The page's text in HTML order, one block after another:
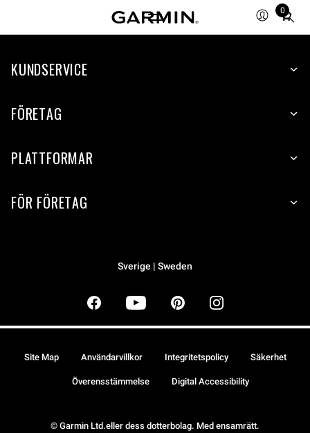
0
Total
items
cart:
KUNDSERVICE
FÖRETAG
PLATTFORMAR
FÖR FÖRETAG
Sverige | Sweden
© Garmin Ltd.eller dess dotterbolag. Med ensamrätt.
Site Map Användarvillkor Integritetspolicy Säkerhet
Överensstämmelse Digital Accessibility